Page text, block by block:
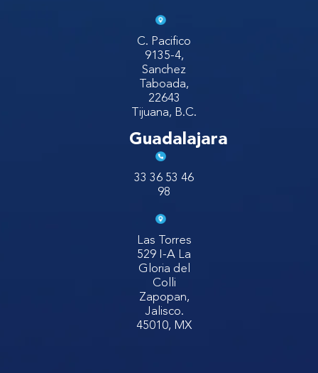
C. Pacifico
9135-4,
Sanchez
Taboada,
22643
Tijuana, B.C.
Guadalajara
33 36 53 46
98
Las Torres
529 I-A La
Gloria del
Colli
Zapopan,
Jalisco.
45010, MX